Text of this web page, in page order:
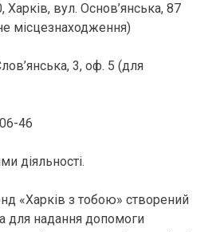
Харків, вул. Основ’янська, 87
місцезнаходження)
3, оф. 5 (для
46
діяльності.
«Харків з тобою» створений
для надання допомоги